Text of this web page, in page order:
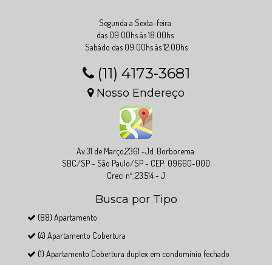
Segunda a Sexta-feira
das 09:00hs às 18:00hs
Sabádo das 09:00hs às 12:00hs
(11) 4173-3681
Nosso Endereço
Av.31 de Março,2361 -Jd. Borborema
SBC/SP - São Paulo/SP - CEP: 09660-000
Creci nº. 23.514 - J
Busca por Tipo
(88) Apartamento
(4) Apartamento Cobertura
(1) Apartamento Cobertura duplex em condomínio fechado